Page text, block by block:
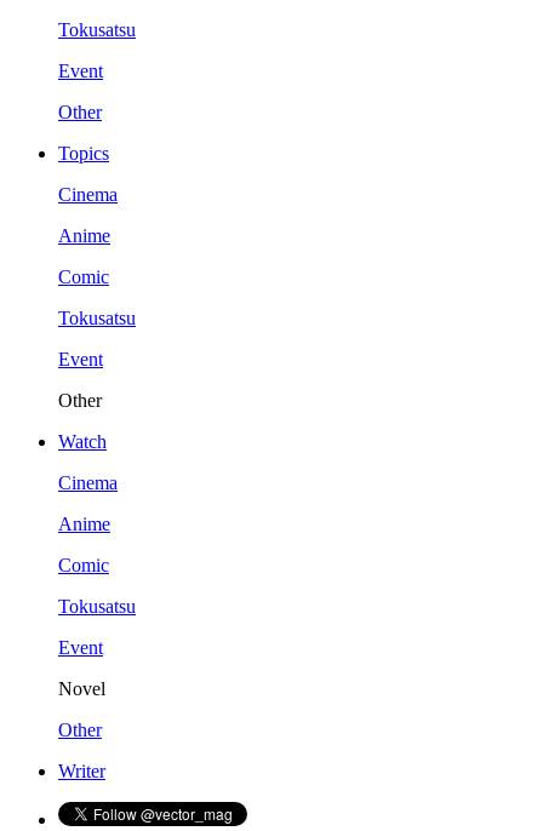
Tokusatsu
Event
Other
Topics
Cinema
Anime
Comic
Tokusatsu
Event
Other
Watch
Cinema
Anime
Comic
Tokusatsu
Event
Novel
Other
Writer